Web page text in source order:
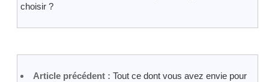
choisir ?
Article précédent : Tout ce dont vous avez envie pour